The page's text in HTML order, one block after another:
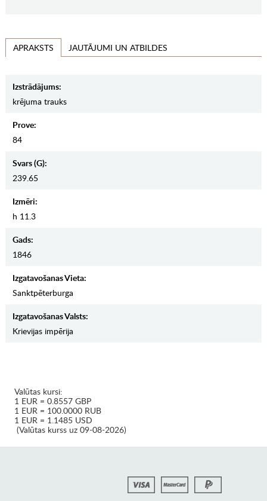
APRAKSTS JAUTĀJUMI UN ATBILDES
Izstrādājums:
krējuma trauks
Prove:
84
Svars (g):
239.65
Izmēri:
h 11.3
Gads:
1846
Izgatavošanas Vieta:
Sanktpēterburga
Izgatavošanas Valsts:
Krievijas impērija
Valūtas kursi:
1 EUR = 0.8557 GBP
1 EUR = 100.0000 RUB
1 EUR = 1.1485 USD
(Valūtas kurss uz 09-08-2026)